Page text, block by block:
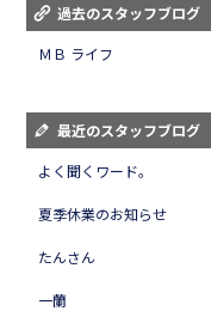
過去のスタッフブログ
ＭＢ ライフ
最近のスタッフブログ
よく聞くワード。
夏季休業のお知らせ
たんさん
一蘭